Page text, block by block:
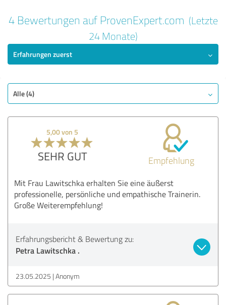
SEHR GUT
Nutzen
Leistungen
Bewertung anzeigen
4 Bewertungen auf ProvenExpert.com (Letzte
24 Monate)
Erfahrungen zuerst
Alle (4)
5,00 von 5
SEHR GUT Empfehlung
Mit Frau Lawitschka erhalten Sie eine äußerst
professionelle, persönliche und empathische Trainerin.
Große Weiterempfehlung!
Erfahrungsbericht & Bewertung zu:
Petra Lawitschka .
23.05.2025 Anonym